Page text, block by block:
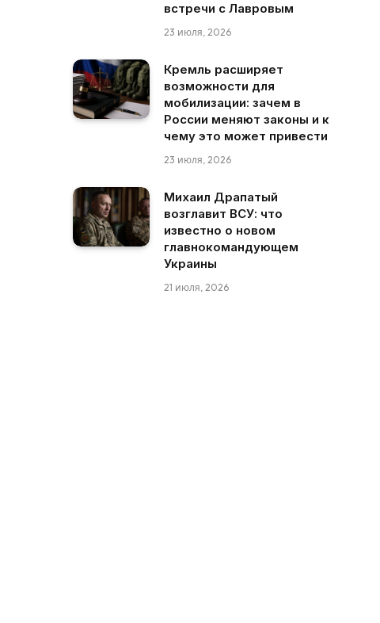
встречи с Лавровым
23 июля, 2026
Кремль расширяет
возможности для
мобилизации: зачем в
России меняют законы и к
чему это может привести
23 июля, 2026
Михаил Драпатый
возглавит ВСУ: что
известно о новом
главнокомандующем
Украины
21 июля, 2026